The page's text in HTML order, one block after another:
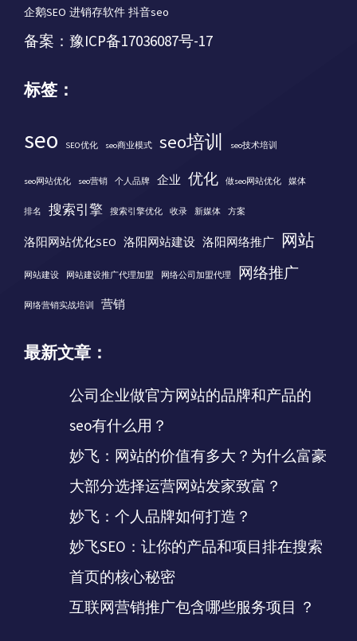
企鹅SEO 进销存软件 抖音seo
备案： 豫ICP备17036087号-17
标签：
seo SEO优化 seo商业模式 seo培训 seo技术培训
seo网站优化 seo营销 个人品牌 企业 优化 做seo网站优化 媒体
排名 搜索引擎 搜索引擎优化 收录 新媒体 方案
洛阳网站优化SEO 洛阳网站建设 洛阳网络推广 网站
网站建设 网站建设推广代理加盟 网络公司加盟代理 网络推广
网络营销实战培训 营销
最新文章：
公司企业做官方网站的品牌和产品的
seo有什么用？
妙飞：网站的价值有多大？为什么富豪
大部分选择运营网站发家致富？
妙飞：个人品牌如何打造？
妙飞SEO：让你的产品和项目排在搜索
首页的核心秘密
互联网营销推广包含哪些服务项目 ？